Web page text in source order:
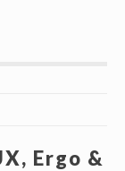
Ergo &